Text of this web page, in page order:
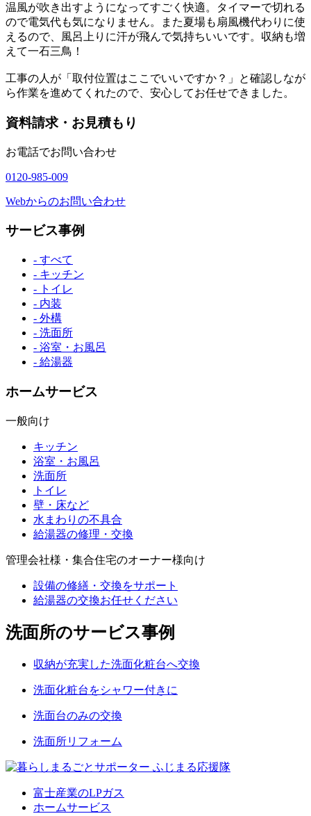
温風が吹き出すようになってすごく快適。タイマーで切れる
ので電気代も気になりません。また夏場も扇風機代わりに使
えるので、風呂上りに汗が飛んで気持ちいいです。収納も増
えて一石三鳥！
工事の人が「取付位置はここでいいですか？」と確認しなが
ら作業を進めてくれたので、安心してお任せできました。
資料請求・お見積もり
お電話でお問い合わせ
0120-985-009
Webからのお問い合わせ
サービス事例
- すべて
- キッチン
- トイレ
- 内装
- 外構
- 洗面所
- 浴室・お風呂
- 給湯器
ホームサービス
一般向け
キッチン
浴室・お風呂
洗面所
トイレ
壁・床など
水まわりの不具合
給湯器の修理・交換
管理会社様・集合住宅のオーナー様向け
設備の修繕・交換をサポート
給湯器の交換お任せください
洗面所のサービス事例
収納が充実した洗面化粧台へ交換
洗面化粧台をシャワー付きに
洗面台のみの交換
洗面所リフォーム
富士産業のLPガス
ホームサービス